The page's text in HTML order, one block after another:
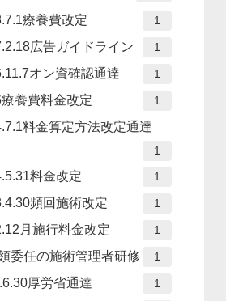
療養費改定 1
広告ガイドライン 1
オン資確認通達 1
療養費料金改定 1
料金算定方法改定通達
1
料金改定 1
頻回施術改定 1
月施行料金改定 1
委任の施術管理者研修 1
厚労省通達 1